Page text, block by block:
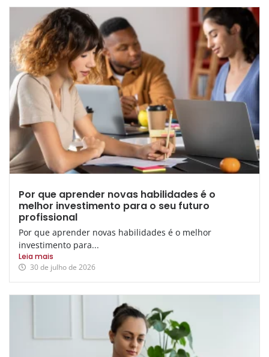
Por que aprender novas habilidades é o
melhor investimento para o seu futuro
profissional
Por que aprender novas habilidades é o melhor
investimento para...
Leia mais
30 de julho de 2026